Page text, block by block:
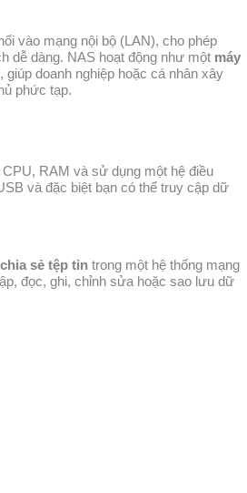
vào mạng nội bộ (LAN), cho phép
dễ dàng. NAS hoạt động như một máy
doanh nghiệp hoặc cá nhân xây
phức tạp.
RAM và sử dụng một hệ điều
và đặc biệt bạn có thể truy cập dữ
sẻ tệp tin trong một hệ thống mạng
đọc, ghi, chỉnh sửa hoặc sao lưu dữ